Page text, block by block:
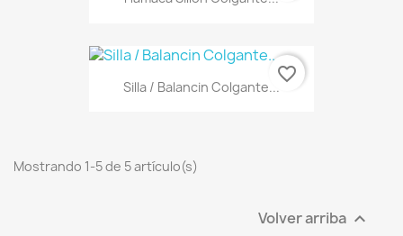
Silla / Balancin Colgante...
favorite_border
Mostrando 1-5 de 5 artículo(s)
Volver arriba 